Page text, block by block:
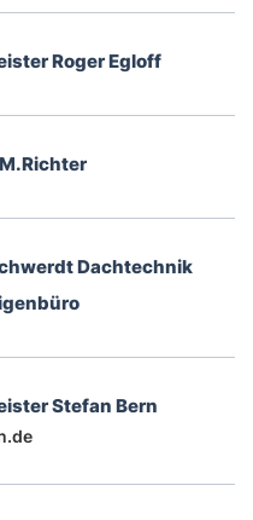
Roger Egloff
Dachtechnik
Stefan Bern